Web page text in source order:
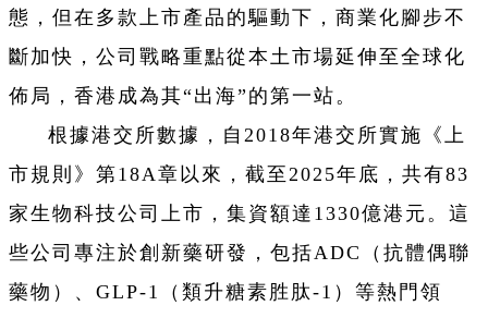
態，但在多款上市產品的驅動下，商業化腳步不
斷加快，公司戰略重點從本土市場延伸至全球化
佈局，香港成為其“出海”的第一站。
根據港交所數據，自2018年港交所實施《上
市規則》第18A章以來，截至2025年底，共有83
家生物科技公司上市，集資額達1330億港元。這
些公司專注於創新藥研發，包括ADC（抗體偶聯
藥物）、GLP-1（類升糖素胜肽-1）等熱門領